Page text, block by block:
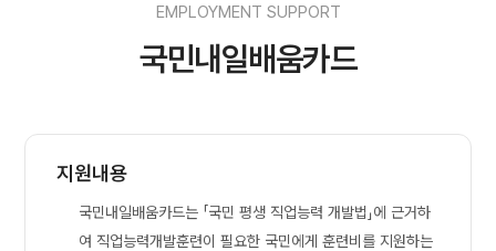
EMPLOYMENT SUPPORT
국민내일배움카드
지원내용
국민내일배움카드는 「국민 평생 직업능력 개발법」에 근거하
여 직업능력개발훈련이 필요한 국민에게 훈련비를 지원하는